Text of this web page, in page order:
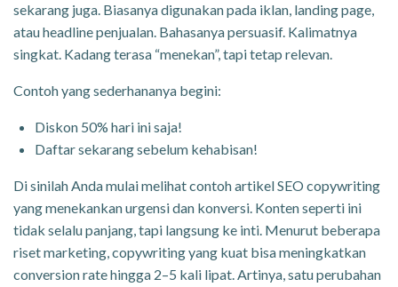
sekarang juga. Biasanya digunakan pada iklan, landing page,
atau headline penjualan. Bahasanya persuasif. Kalimatnya
singkat. Kadang terasa “menekan”, tapi tetap relevan.
Contoh yang sederhananya begini:
Diskon 50% hari ini saja!
Daftar sekarang sebelum kehabisan!
Di sinilah Anda mulai melihat contoh artikel SEO copywriting
yang menekankan urgensi dan konversi. Konten seperti ini
tidak selalu panjang, tapi langsung ke inti. Menurut beberapa
riset marketing, copywriting yang kuat bisa meningkatkan
conversion rate hingga 2–5 kali lipat. Artinya, satu perubahan